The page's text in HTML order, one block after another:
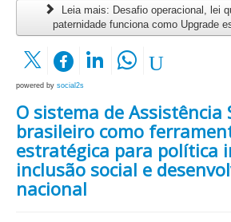
Leia mais: Desafio operacional, lei
paternidade funciona como Upgrade
powered by social2s
O sistema de Assistência
brasileiro como
estratégica para política
inclusão social e
nacional